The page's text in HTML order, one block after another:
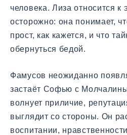
человека. Лиза относится к
осторожно: она понимает,
прост, как кажется, и что
обернуться бедой.
Фамусов неожиданно
застаёт Софью с
волнует приличие,
выглядит со стороны. Он
воспитании,